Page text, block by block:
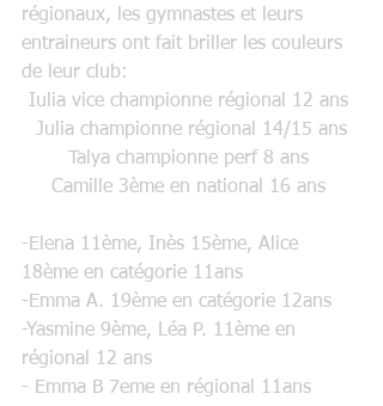
régionaux, les gymnastes et leurs
entraineurs ont fait briller les couleurs
de leur club:
Iulia vice championne régional 12 ans
Julia championne régional 14/15 ans
Talya championne perf 8 ans
Camille 3ème en national 16 ans
-Elena 11ème, Inès 15ème, Alice
18ème en catégorie 11ans
-Emma A. 19ème en catégorie 12ans
-Yasmine 9ème, Léa P. 11ème en
régional 12 ans
- Emma B 7eme en régional 11ans